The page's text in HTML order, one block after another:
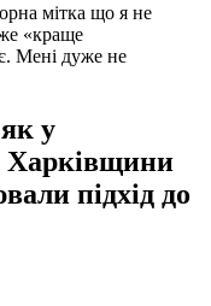
мітка що я не
«краще
Мені дуже не
у
Харківщини
підхід до